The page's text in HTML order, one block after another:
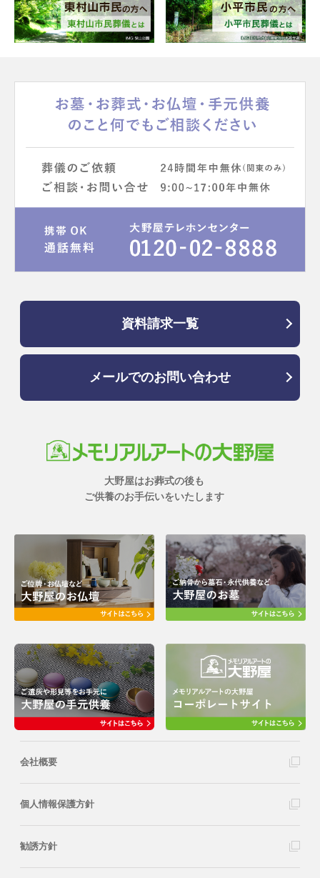
資料請求一覧
メールでのお問い合わせ
大野屋はお葬式の後も
ご供養のお手伝いをいたします
会社概要
個人情報保護方針
勧誘方針